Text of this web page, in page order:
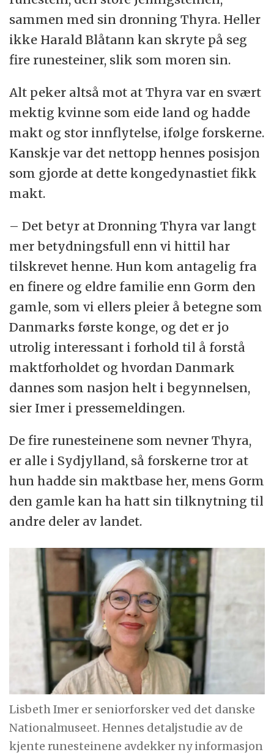
sammen med sin dronning Thyra. Heller
ikke Harald Blåtann kan skryte på seg
fire runesteiner, slik som moren sin.
Alt peker altså mot at Thyra var en svært
mektig kvinne som eide land og hadde
makt og stor innflytelse, ifølge forskerne.
Kanskje var det nettopp hennes posisjon
som gjorde at dette kongedynastiet fikk
makt.
– Det betyr at Dronning Thyra var langt
mer betydningsfull enn vi hittil har
tilskrevet henne. Hun kom antagelig fra
en finere og eldre familie enn Gorm den
gamle, som vi ellers pleier å betegne som
Danmarks første konge, og det er jo
utrolig interessant i forhold til å forstå
maktforholdet og hvordan Danmark
dannes som nasjon helt i begynnelsen,
sier Imer i pressemeldingen.
De fire runesteinene som nevner Thyra,
er alle i Sydjylland, så forskerne tror at
hun hadde sin maktbase her, mens Gorm
den gamle kan ha hatt sin tilknytning til
andre deler av landet.
Lisbeth Imer er seniorforsker ved det danske
Nationalmuseet. Hennes detaljstudie av de
kjente runesteinene avdekker ny informasjon